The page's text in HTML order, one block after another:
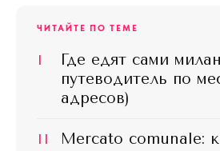
ЧИТАЙТЕ ПО ТЕМЕ
I
Где едят сами
путеводитель по
адресов)
II
Mercato comunale: